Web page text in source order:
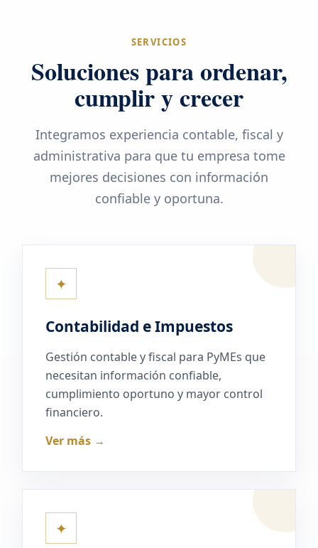
SERVICIOS
Soluciones para ordenar,
cumplir y crecer
Integramos experiencia contable, fiscal y
administrativa para que tu empresa tome
mejores decisiones con información
confiable y oportuna.
✦
Contabilidad e Impuestos
Gestión contable y fiscal para PyMEs que
necesitan información confiable,
cumplimiento oportuno y mayor control
financiero.
Ver más →
✦